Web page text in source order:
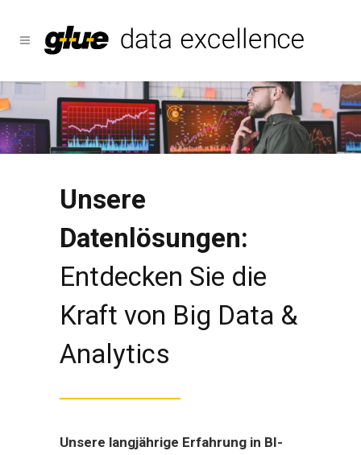
Unsere
Datenlösungen:
Entdecken Sie die
Kraft von Big Data &
Analytics
Unsere langjährige Erfahrung in BI-